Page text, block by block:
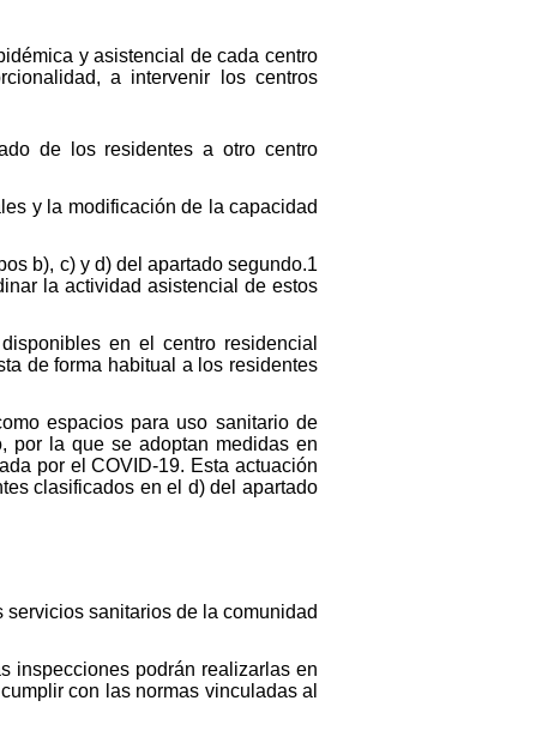
y asistencial de cada centro
a intervenir los centros
de los residentes a otro centro
y la modificación de la capacidad
b), c) y d) del apartado segundo.1
la actividad asistencial de estos
en el centro residencial
de forma habitual a los residentes
espacios para uso sanitario de
por la que se adoptan medidas en
por el COVID-19. Esta actuación
clasificados en el d) del apartado
sanitarios de la comunidad
inspecciones podrán realizarlas en
con las normas vinculadas al